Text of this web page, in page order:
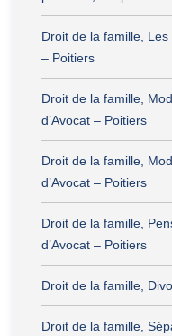
Droit de la famille, Les
– Poitiers
Droit de la famille,
d’Avocat – Poitiers
Droit de la famille,
d’Avocat – Poitiers
Droit de la famille,
d’Avocat – Poitiers
Droit de la famille,
Droit de la famille,